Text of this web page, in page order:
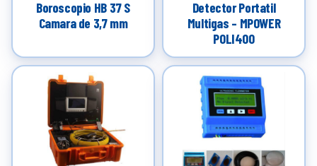
Boroscopio HB 37 S
Camara de 3,7 mm
Detector Portatil
Multigas – MPOWER
POLI400